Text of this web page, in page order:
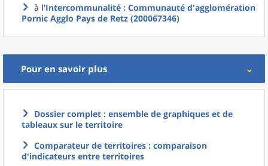
à l'Intercommunalité : Communauté d'agglomération
Pornic Agglo Pays de Retz (200067346)
Pour en savoir plus
Dossier complet : ensemble de graphiques et de
tableaux sur le territoire
Comparateur de territoires : comparaison
d'indicateurs entre territoires